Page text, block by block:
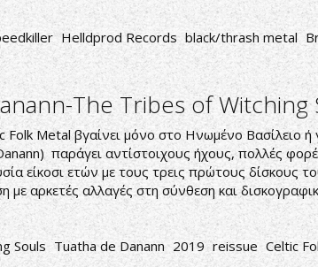
Helldprod Records black/thrash metal
The Tribes of Witching
Folk Metal βγαίνει μόνο στο Ηνωμένο Βασίλειο ή
παράγει αντίστοιχους ήχους, πολλές
είκοσι ετών με τους τρεις πρώτους δίσκους
με αρκετές αλλαγές στη σύνθεση και
Souls Tuatha de Danann 2019 reissue Celtic